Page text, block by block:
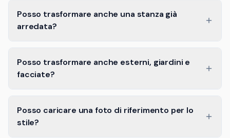
Posso trasformare anche una stanza già
arredata?
Posso trasformare anche esterni, giardini e
facciate?
Posso caricare una foto di riferimento per lo
stile?